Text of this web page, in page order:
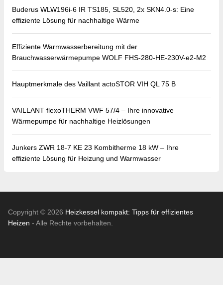
Buderus WLW196i-6 IR TS185, SL520, 2x SKN4.0-s: Eine
effiziente Lösung für nachhaltige Wärme
Effiziente Warmwasserbereitung mit der
Brauchwasserwärmepumpe WOLF FHS-280-HE-230V-e2-M2
Hauptmerkmale des Vaillant actoSTOR VIH QL 75 B
VAILLANT flexoTHERM VWF 57/4 – Ihre innovative
Wärmepumpe für nachhaltige Heizlösungen
Junkers ZWR 18-7 KE 23 Kombitherme 18 kW – Ihre
effiziente Lösung für Heizung und Warmwasser
Copyright © 2026 Heizkessel kompakt: Tipps für effizientes
Heizen - Alle Rechte vorbehalten.